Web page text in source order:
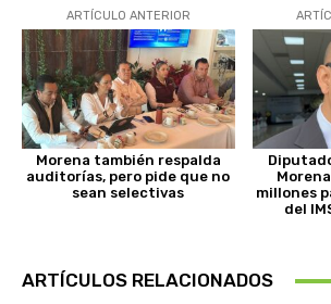
ARTÍCULO ANTERIOR
Morena también respalda
auditorías, pero pide que no
sean selectivas
millones
del
ARTÍCULOS RELACIONADOS